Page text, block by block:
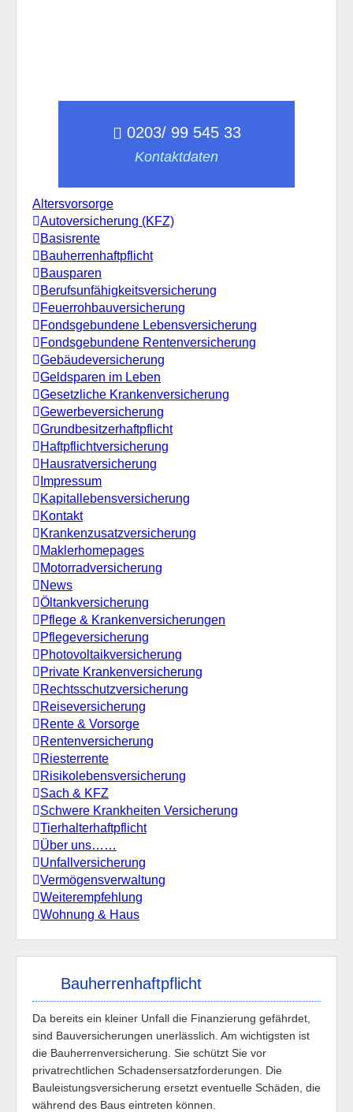
0203/ 99 545 33
Kontaktdaten
Altersvorsorge
Autoversicherung (KFZ)
Basisrente
Bauherrenhaftpflicht
Bausparen
Berufs­unfähigkeitsversicherung
Feuerrohbauversicherung
Fondsgebundene Lebensversicherung
Fondsgebundene Rentenversicherung
Gebäudeversicherung
Geldsparen im Leben
Gesetzliche Krankenversicherung
Gewerbeversicherung
Grundbesitzerhaftpflicht
Haftpflichtversicherung
Hausratversicherung
Impressum
Kapitallebensversicherung
Kontakt
Krankenzusatzversicherung
Maklerhomepages
Motorradversicherung
News
Öltankversicherung
Pflege & Krankenversicherungen
Pflegeversicherung
Photovoltaikversicherung
Private Krankenversicherung
Rechtsschutzversicherung
Reiseversicherung
Rente & Vorsorge
Rentenversicherung
Riesterrente
Risikolebensversicherung
Sach & KFZ
Schwere Krankheiten Versicherung
Tierhalterhaftpflicht
Über uns……
Unfallversicherung
Vermögensverwaltung
Weiterempfehlung
Wohnung & Haus
Bauherrenhaftpflicht
Da bereits ein kleiner Unfall die Finanzierung gefährdet,
sind Bauversicherungen unerlässlich. Am wichtigsten ist
die Bauherrenversicherung. Sie schützt Sie vor
privatrechtlichen Schadensersatzforderungen. Die
Bauleistungsversicherung ersetzt eventuelle Schäden, die
während des Baus eintreten können.